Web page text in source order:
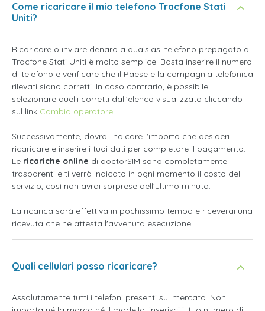
Come ricaricare il mio telefono Tracfone Stati
Uniti?
Ricaricare o inviare denaro a qualsiasi telefono prepagato di
Tracfone Stati Uniti è molto semplice. Basta inserire il numero
di telefono e verificare che il Paese e la compagnia telefonica
rilevati siano corretti. In caso contrario, è possibile
selezionare quelli corretti dall'elenco visualizzato cliccando
sul link Cambia operatore.
Successivamente, dovrai indicare l'importo che desideri
ricaricare e inserire i tuoi dati per completare il pagamento.
Le ricariche online di doctorSIM sono completamente
trasparenti e ti verrà indicato in ogni momento il costo del
servizio, così non avrai sorprese dell'ultimo minuto.
La ricarica sarà effettiva in pochissimo tempo e riceverai una
ricevuta che ne attesta l'avvenuta esecuzione.
Quali cellulari posso ricaricare?
Assolutamente tutti i telefoni presenti sul mercato. Non